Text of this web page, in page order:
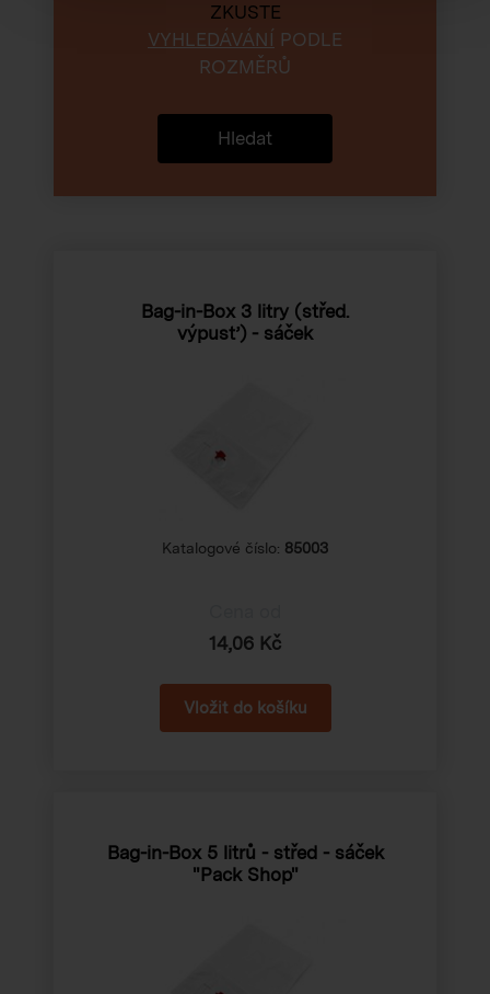
ZKUSTE
VYHLEDÁVÁNÍ PODLE
ROZMĚRŮ
Hledat
Bag-in-Box 3 litry (střed.
výpusť) - sáček
Katalogové číslo: 85003
14,06 Kč
Bag-in-Box 5 litrů - střed - sáček
"Pack Shop"